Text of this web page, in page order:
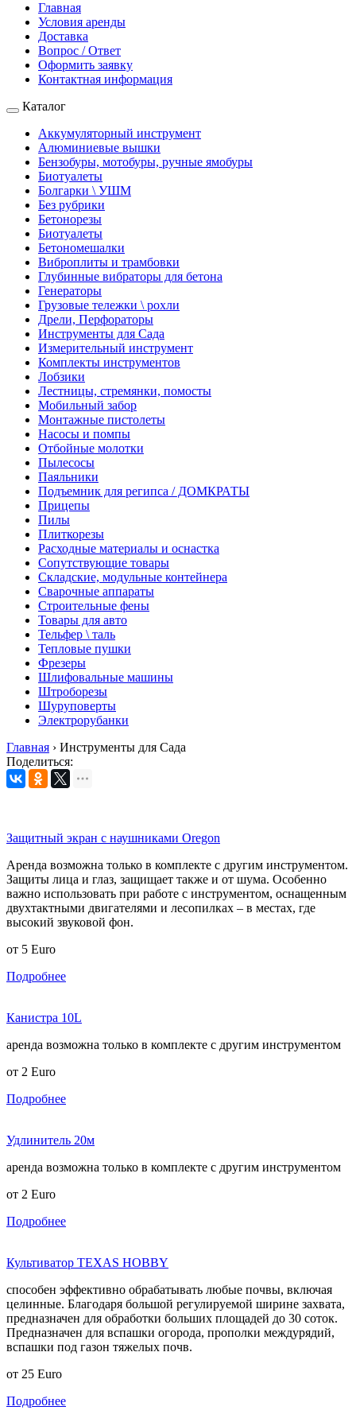
Главная
Условия аренды
Доставка
Вопрос / Ответ
Оформить заявку
Контактная информация
Каталог
Аккумуляторный инструмент
Алюминиевые вышки
Бензобуры, мотобуры, ручные ямобуры
Биотуалеты
Болгарки \ УШМ
Без рубрики
Бетонорезы
Биотуалеты
Бетономешалки
Виброплиты и трамбовки
Глубинные вибраторы для бетона
Генераторы
Грузовые тележки \ рохли
Дрели, Перфораторы
Инструменты для Сада
Измерительный инструмент
Комплекты инструментов
Лобзики
Лестницы, стремянки, помосты
Мобильный забор
Монтажные пистолеты
Насосы и помпы
Отбойные молотки
Пылесосы
Паяльники
Подъемник для регипса / ДОМКРАТЫ
Прицепы
Пилы
Плиткорезы
Расходные материалы и оснастка
Сопутствующие товары
Складские, модульные контейнера
Сварочные аппараты
Строительные фены
Товары для авто
Тельфер \ таль
Тепловые пушки
Фрезеры
Шлифовальные машины
Штроборезы
Шуруповерты
Электрорубанки
Главная › Инструменты для Сада
Поделиться:
Защитный экран с наушниками Oregon
Аренда возможна только в комплекте с другим инструментом.
Защиты лица и глаз, защищает также и от шума. Особенно
важно использовать при работе с инструментом, оснащенным
двухтактными двигателями и лесопилках – в местах, где
высокий звуковой фон.
от 5 Euro
Подробнее
Канистра 10L
аренда возможна только в комплекте с другим инструментом
от 2 Euro
Подробнее
Удлинитель 20м
аренда возможна только в комплекте с другим инструментом
от 2 Euro
Подробнее
Культиватор TEXAS HOBBY
способен эффективно обрабатывать любые почвы, включая
целинные. Благодаря большой регулируемой ширине захвата,
предназначен для обработки больших площадей до 30 соток.
Предназначен для вспашки огорода, прополки междурядий,
вспашки под газон тяжелых почв.
от 25 Euro
Подробнее